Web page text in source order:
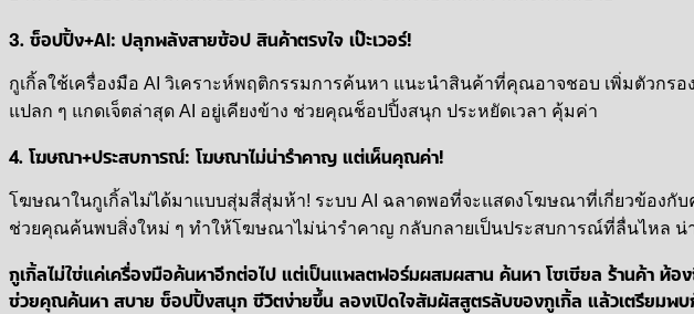
3. ช็อปปิ้ง+AI: ปลุกพลังสายช้อป สินค้าตรงใจ เป๊ะเวอร์!
กูเกิ้ลใช้เครื่องมือ AI วิเคราะห์พฤติกรรมการค้นหา แนะนำสินค้าที่คุณอาจชอบ เพิ่มตัวกรอ
แปลก ๆ แกดเจ็ตล่าสุด AI อยู่เคียงข้าง ช่วยคุณช็อปปิ้งสนุก ประหยัดเวลา คุ้มค่า
4. โฆษณา+ประสบการณ์: โฆษณาไม่น่ารำคาญ แต่เห็นคุณค่า!
โฆษณาในกูเกิ้ลไม่ได้มาแบบสุ่มสี่สุ่มห้า! ระบบ AI ฉลาดพอที่จะแสดงโฆษณาที่เกี่ยวข้อง
ช่วยคุณค้นพบสิ่งใหม่ ๆ ทำให้โฆษณาไม่น่ารำคาญ กลับกลายเป็นประสบการณ์ที่ลื่นไหล น่
กูเกิ้ลไม่ใช่แค่เครื่องมือค้นหาอีกต่อไป แต่เป็นแพลตฟอร์มผสมผสาน ค้นหา โซเชียล ร้านค้า ท้
ช่วยคุณค้นหา สบาย ช็อปปิ้งสนุก ชีวิตง่ายขึ้น ลองเปิดใจสัมผัสสูตรลับของกูเกิ้ล แล้วเตรียมพ